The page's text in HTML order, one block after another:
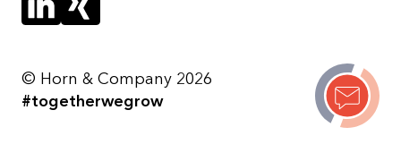
© Horn & Company 2026
#togetherwegrow